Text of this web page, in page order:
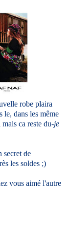
robe plaira
le, dans les même
ca reste du-je
secret de
les soldes ;)
vous aimé l'autre